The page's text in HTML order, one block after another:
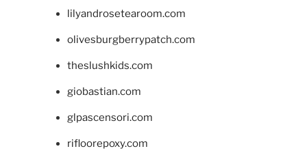
lilyandrosetearoom.com
olivesburgberrypatch.com
theslushkids.com
giobastian.com
glpascensori.com
rifloorepoxy.com